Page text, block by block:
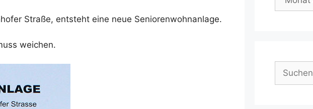
Straße, entsteht eine neue Seniorenwohnanlage.
weichen.
nach: